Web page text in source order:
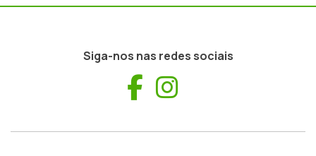
Siga-nos nas redes sociais
Facebook